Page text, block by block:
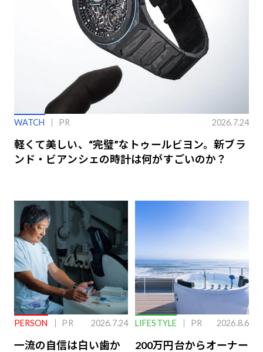
WATCH PR 2026.7.24
軽くて美しい、“完璧”なトゥールビヨン。新ブラ
ンド・ビアンシェの時計は何がすごいのか？
PERSON PR 2026.7.24
一流の自信は白い歯か
LIFESTYLE PR 2026.8.6
200万円台からオーナー